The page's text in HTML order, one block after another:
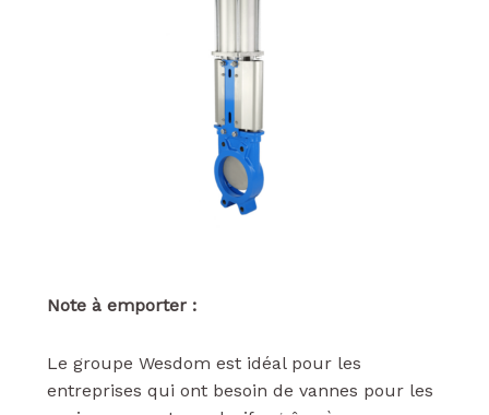
Note à emporter :
Le groupe Wesdom est idéal pour les
entreprises qui ont besoin de vannes pour les